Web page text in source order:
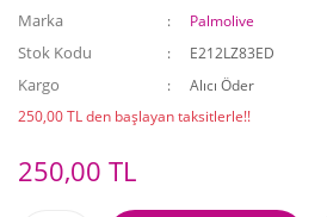
Marka Palmolive
Stok Kodu E212LZ83ED
Kargo
Alıcı Öder
250,00 TL den başlayan taksitlerle!!
250,00 TL